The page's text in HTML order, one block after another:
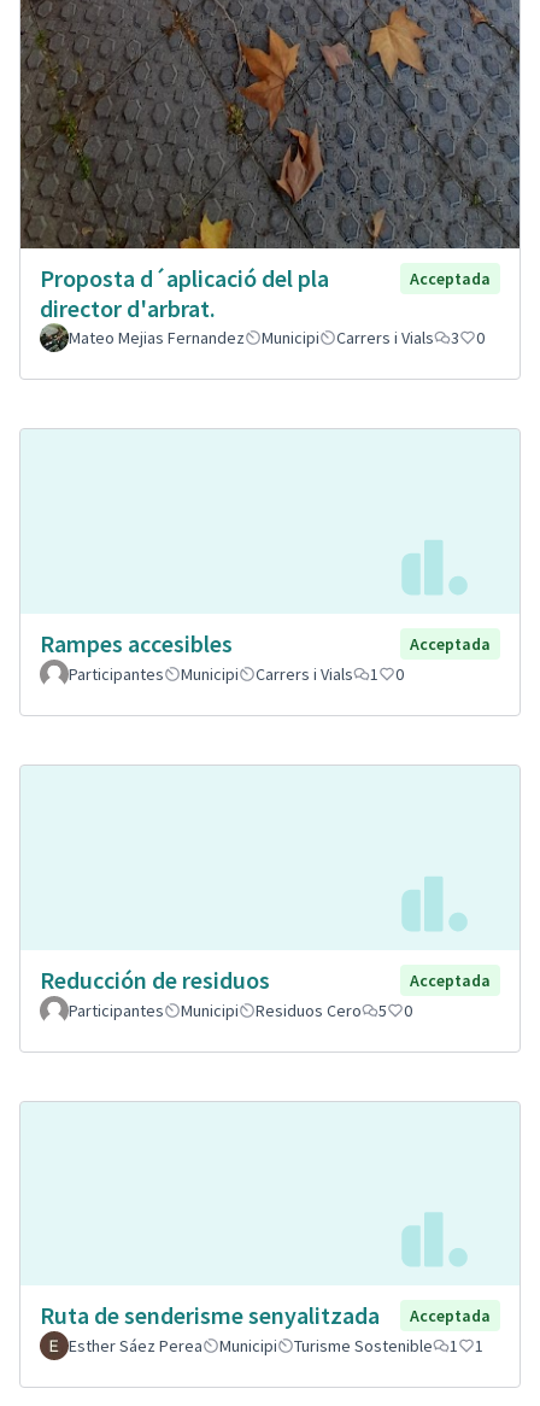
Proposta d´aplicació del pla
director d'arbrat.
Acceptada
Mateo Mejias Fernandez Municipi Carrers i Vials 3 0
Rampes accesibles
Acceptada
Participantes
Municipi Carrers i Vials 1 0
Reducción de residuos
Acceptada
Participantes
Municipi Residuos Cero 5 0
Ruta de senderisme senyalitzada
Acceptada
Esther Sáez Perea
Municipi Turisme Sostenible 1 1